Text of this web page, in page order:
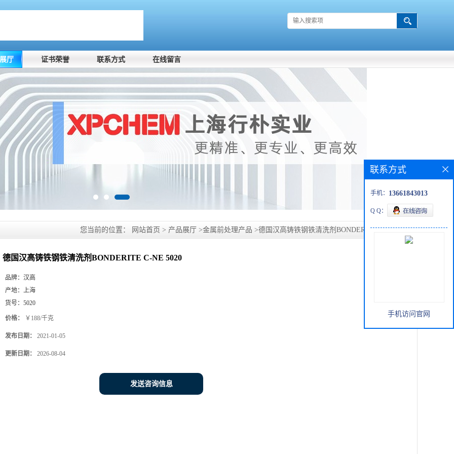
厅 证书荣誉 联系方式 在线留言
您当前的位置： 网站首页 > 产品展厅 >金属前处理产品 >德国汉高铸铁钢铁清洗剂BONDERITE C-NE 5020
德国汉高铸铁钢铁清洗剂BONDERITE C-NE 5020
品牌： 汉高
产地： 上海
货号： 5020
价格： ￥188/千克
发布日期： 2021-01-05
更新日期： 2026-08-04
发送咨询信息
联系方式
手机： 13661843013
Q Q：
手机访问官网